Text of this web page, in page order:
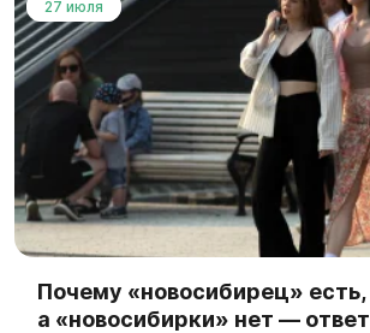
27 июля
Почему «новосибирец» есть,
а «новосибирки» нет — ответ